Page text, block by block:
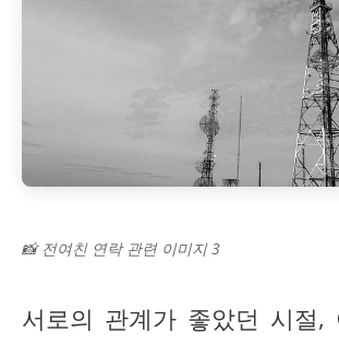
📸 전여친 연락 관련 이미지 3
서로의 관계가 좋았던 시절,